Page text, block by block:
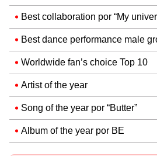
Best collaboration por “My
Best dance performance male
Worldwide fan’s choice Top 10
Artist of the year
Song of the year por “Butter”
Album of the year por BE